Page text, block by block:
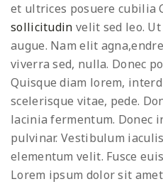
et ultrices posuere cubilia
sollicitudin velit sed leo.
augue. Nam elit
viverra sed, nulla. Donec
Quisque diam lorem,
scelerisque vitae, pede.
lacinia fermentum. Donec
pulvinar. Vestibulum
elementum velit. Fusce
Lorem ipsum dolor sit